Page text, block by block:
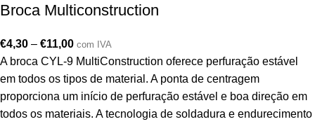
Broca Multiconstruction
€4,30 – €11,00 com IVA
A broca CYL-9 MultiConstruction oferece perfuração estável
em todos os tipos de material. A ponta de centragem
proporciona um início de perfuração estável e boa direção em
todos os materiais. A tecnologia de soldadura e endurecimento